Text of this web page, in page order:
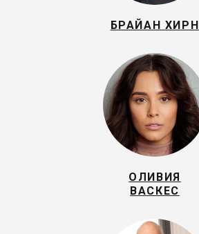
БРАЙАН ХИРН
ОЛИВИЯ
ВАСКЕС